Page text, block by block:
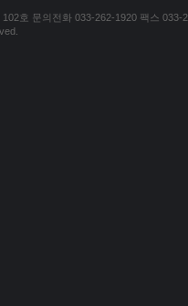
호 문의전화 033-262-1920 팩스 033-